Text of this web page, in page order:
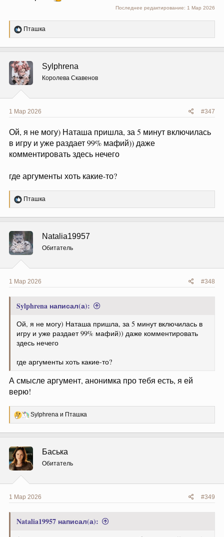
Последнее редактирование: 1 Мар 2026
Р
е
ц
и
и
:
Пташка
Sylphrena
Королева Скавенов
1 Мар 2026 #347
Ой, я не могу) Наташа пришла, за 5 минут включилась
в игру и уже раздает 99% мафий)) даже
комментировать здесь нечего
где аргументы хоть какие-то?
Р
е
ц
и
и
:
Пташка
Natalia19957
Обитатель
1 Мар 2026 #348
Sylphrena написал(а):
Ой, я не могу) Наташа пришла, за 5 минут включилась в
игру и уже раздает 99% мафий)) даже комментировать
здесь нечего
где аргументы хоть какие-то?
А смысле аргумент, анонимка про тебя есть, я ей
верю!
Р
е
ц
и
и
:
Sylphrena и Пташка
Баська
Обитатель
1 Мар 2026 #349
Natalia19957 написал(а):